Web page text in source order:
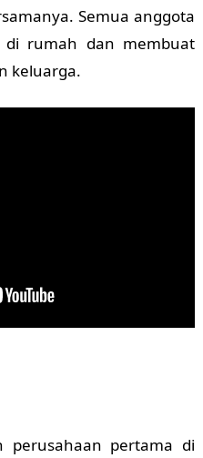
Semua anggota
rumah dan membuat
keluarga.
perusahaan pertama di